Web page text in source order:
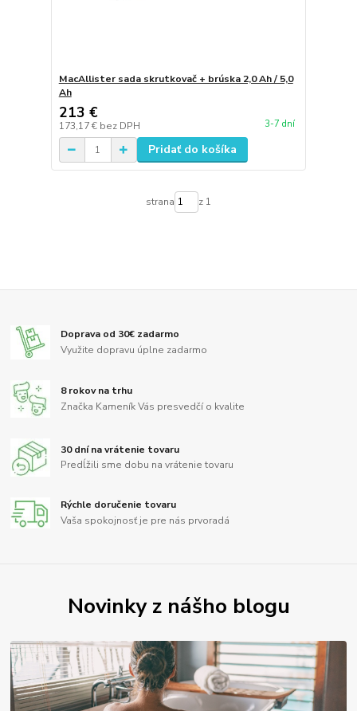
MacAllister sada skrutkovač + brúska 2,0 Ah / 5,0
Ah
213 €
173,17 € bez DPH 3-7 dní
Pridať do košíka
strana z 1
Doprava od 30€ zadarmo
Využite dopravu úplne zadarmo
8 rokov na trhu
Značka Kameník Vás presvedčí o kvalite
30 dní na vrátenie tovaru
Predĺžili sme dobu na vrátenie tovaru
Rýchle doručenie tovaru
Vaša spokojnosť je pre nás prvoradá
Novinky z nášho blogu